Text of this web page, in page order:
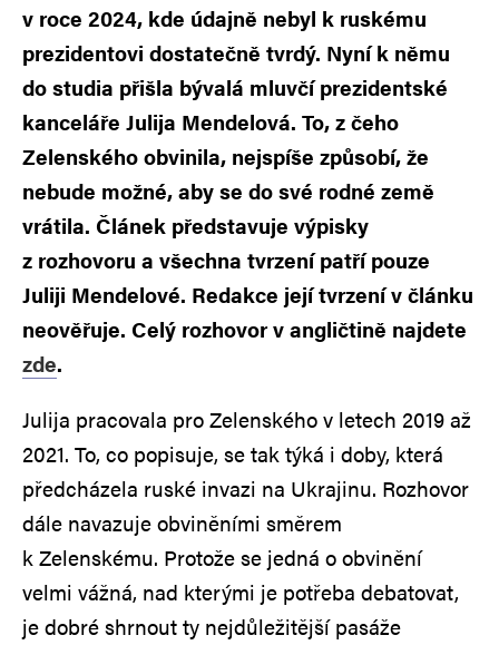
v roce 2024, kde údajně nebyl k ruskému
prezidentovi dostatečně tvrdý. Nyní k němu
do studia přišla bývalá mluvčí prezidentské
kanceláře Julija Mendelová. To, z čeho
Zelenského obvinila, nejspíše způsobí, že
nebude možné, aby se do své rodné země
vrátila. Článek představuje výpisky
z rozhovoru a všechna tvrzení patří pouze
Juliji Mendelové. Redakce její tvrzení v článku
neověřuje. Celý rozhovor v angličtině najdete
zde.
Julija pracovala pro Zelenského v letech 2019 až
2021. To, co popisuje, se tak týká i doby, která
předcházela ruské invazi na Ukrajinu. Rozhovor
dále navazuje obviněními směrem
k Zelenskému. Protože se jedná o obvinění
velmi vážná, nad kterými je potřeba debatovat,
je dobré shrnout ty nejdůležitější pasáže